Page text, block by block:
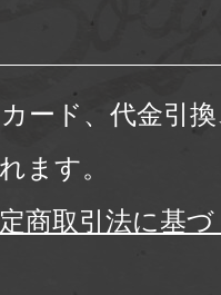
ード、代金引
ます。
商取引法に基